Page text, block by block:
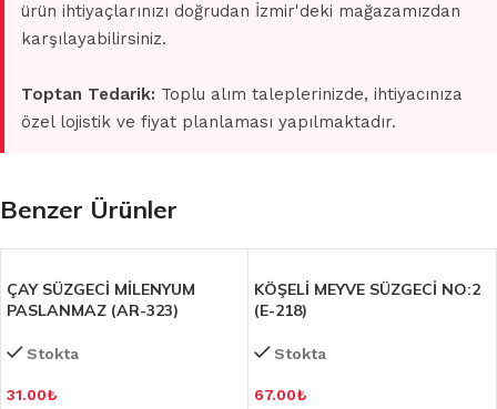
ürün ihtiyaçlarınızı doğrudan İzmir'deki mağazamızdan
karşılayabilirsiniz.
Toptan Tedarik: Toplu alım taleplerinizde, ihtiyacınıza
özel lojistik ve fiyat planlaması yapılmaktadır.
Benzer Ürünler
ÇAY SÜZGECİ MİLENYUM
PASLANMAZ (AR-323)
Stokta
31.00₺
KÖŞELİ MEYVE SÜZGECİ NO:2
(E-218)
Stokta
67.00₺